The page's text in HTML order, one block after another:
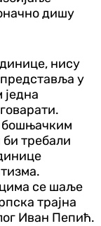
дишу
нису
у
једна
бошњачким
требали
се шаље
трајна
Иван Пепић.